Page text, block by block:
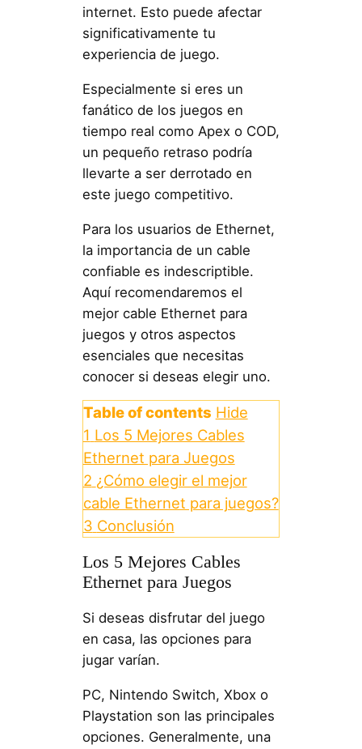
internet. Esto puede afectar
significativamente tu
experiencia de juego.
Especialmente si eres un
fanático de los juegos en
tiempo real como Apex o COD,
un pequeño retraso podría
llevarte a ser derrotado en
este juego competitivo.
Para los usuarios de Ethernet,
la importancia de un cable
confiable es indescriptible.
Aquí recomendaremos el
mejor cable Ethernet para
juegos y otros aspectos
esenciales que necesitas
conocer si deseas elegir uno.
Table of contents Hide
1 Los 5 Mejores Cables
Ethernet para Juegos
2 ¿Cómo elegir el mejor
cable Ethernet para juegos?
3 Conclusión
Los 5 Mejores Cables
Ethernet para Juegos
Si deseas disfrutar del juego
en casa, las opciones para
jugar varían.
PC, Nintendo Switch, Xbox o
Playstation son las principales
opciones. Generalmente, una